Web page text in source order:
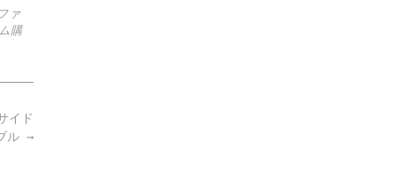
ァ
購
イド
ル→